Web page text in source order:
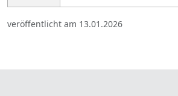
veröffentlicht am 13.01.2026